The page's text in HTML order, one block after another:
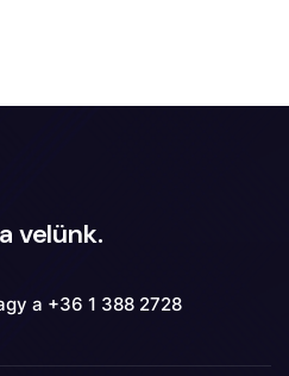
velünk.
a +36 1 388 2728